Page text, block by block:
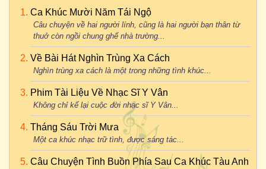
Ca Khúc Mười Năm Tái Ngộ
Câu chuyện về hai người lính, cũng là hai người bạn thân từ
thuở còn ngồi chung ghế nhà trường...
Về Bài Hát Nghìn Trùng Xa Cách
Nghìn trùng xa cách là một trong những tình khúc...
Phim Tài Liệu Về Nhạc Sĩ Y Vân
Không chỉ kể lại cuộc đời nhạc sĩ Y Vân...
Tháng Sáu Trời Mưa
Một ca khúc nhạc trữ tình, được sáng tác...
Câu Chuyện Tình Buồn Phía Sau Ca Khúc Tàu Anh